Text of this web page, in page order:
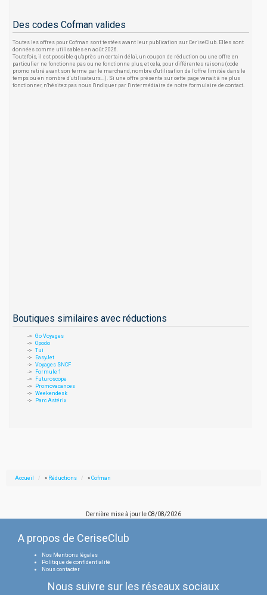
Des codes Cofman valides
Toutes les offres pour Cofman sont testées avant leur publication sur CeriseClub. Elles sont
données comme utilisables en août 2026.
Toutefois, il est possible qu'après un certain délai, un coupon de réduction ou une offre en
particulier ne fonctionne pas ou ne fonctionne plus, et cela, pour différentes raisons (code
promo retiré avant son terme par le marchand, nombre d'utilisation de l'offre limitée dans le
temps ou en nombre d'utilisateurs...). Si une offre présente sur cette page venait à ne plus
fonctionner, n'hésitez pas nous l'indiquer par l'intermédiaire de notre formulaire de contact.
Boutiques similaires avec réductions
Go Voyages
Opodo
Tui
EasyJet
Voyages SNCF
Formule 1
Futuroscope
Promovacances
Weekendesk
Parc Astérix
Accueil » Réductions » Cofman
Dernière mise à jour le 08/08/2026
A propos de CeriseClub
Nos Mentions légales
Politique de confidentialité
Nous contacter
Nous suivre sur les réseaux sociaux